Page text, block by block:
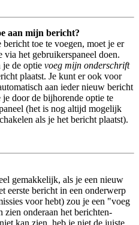
aan mijn bericht?
toe te voegen, moet je er
via het gebruikerspaneel doen.
je de optie voeg mijn onderschrift
plaatst. Je kunt er ook voor
aan ieder nieuw bericht
door de bijhorende optie te
(het is nog altijd mogelijk
als je het bericht plaatst).
gemakkelijk, als je een nieuw
eerste bericht in een onderwerp
voor hebt) zou je een "voeg
zien onderaan het berichten-